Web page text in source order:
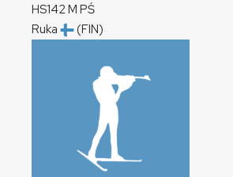
HS142M PŚ
Ruka
(FIN)